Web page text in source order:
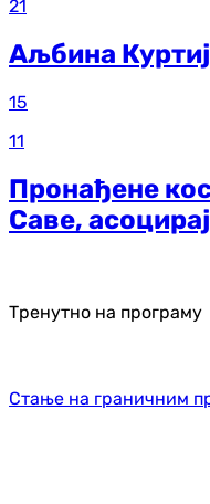
21
Аљбина
15
11
Пронађене
Саве,
Тренутно на програму
Стање на граничним